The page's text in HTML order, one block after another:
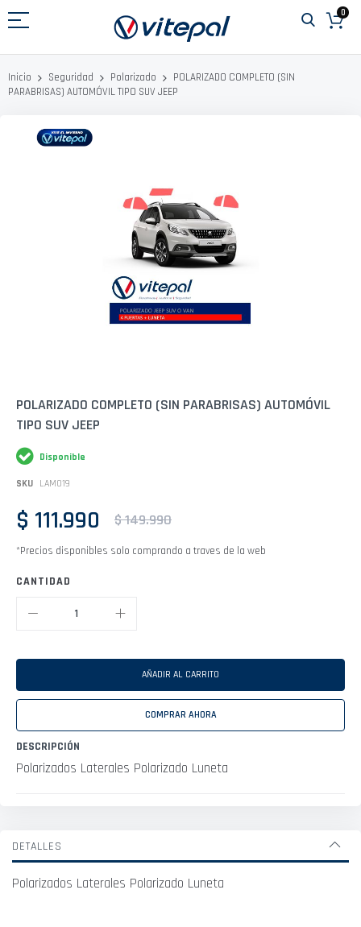
al
0
Inicio Seguridad Polarizado
POLARIZADO COMPLETO (SIN
PARABRISAS) AUTOMÓVIL TIPO SUV JEEP
Saltar
comienzo
la
galería
de
POLARIZADO COMPLETO (SIN PARABRISAS) AUTOMÓVIL
TIPO SUV JEEP
Disponible
SKU LAM019
$ 111.990 $ 149.990
*Precios disponibles solo comprando a traves de la web
CANTIDAD
AÑADIR AL CARRITO
COMPRAR AHORA
DESCRIPCIÓN
Polarizados Laterales Polarizado Luneta
DETALLES
Polarizados Laterales Polarizado Luneta